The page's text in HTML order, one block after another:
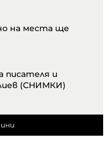
на места ще
писателя и
(СНИМКИ)